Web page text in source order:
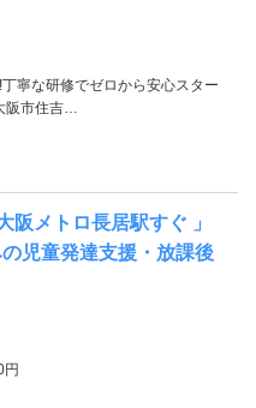
寧な研修でゼロから安心スター
阪市住吉…
阪メトロ長居駅すぐ 」
児童発達支援・放課後
円